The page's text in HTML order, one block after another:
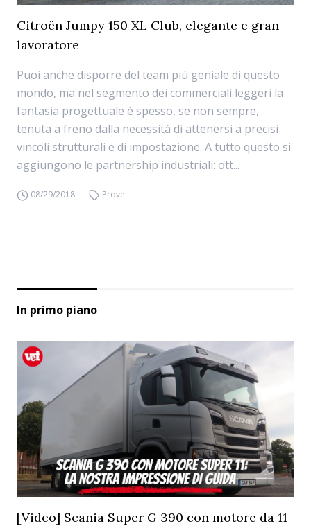
Citroën Jumpy 150 XL Club, elegante e gran
lavoratore
Puoi anche disporre del team più geniale di questo
mondo, ma nel segmento dei commerciali leggeri la
fantasia progettuale è spesso, se non sempre,
tenuta a freno dalla necessità di attenersi a precisi
vincoli strutturali e di impostazione. A tutto questo si
aggiungono le partnership industriali: ott...
08/29/2018 Prove
In primo piano
[Video] Scania Super G 390 con motore da 11